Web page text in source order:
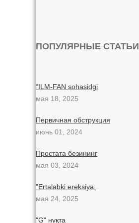
ПОПУЛЯРНЫЕ СТАТЬИ
“ILM-FAN sohasidgi
мая 18, 2025
Первичная обструкция
июнь 01, 2024
Простата безининг
мая 03, 2024
"Ertalabki ereksiya:
мая 24, 2025
"G" нуқта